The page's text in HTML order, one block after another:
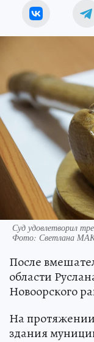
Суд удовлетворил
Фото: Светлана
После
области
Новоорского
На
здания